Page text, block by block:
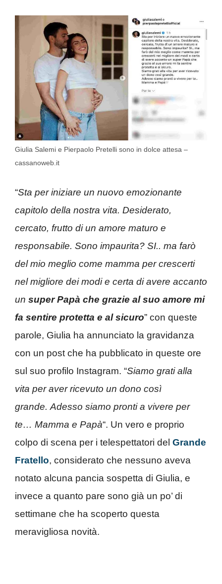
Giulia Salemi e Pierpaolo Pretelli sono in dolce attesa –
cassanoweb.it
“Sta per iniziare un nuovo emozionante
capitolo della nostra vita. Desiderato,
cercato, frutto di un amore maturo e
responsabile. Sono impaurita? SI.. ma farò
del mio meglio come mamma per crescerti
nel migliore dei modi e certa di avere accanto
un super Papà che grazie al suo amore mi
fa sentire protetta e al sicuro” con queste
parole, Giulia ha annunciato la gravidanza
con un post che ha pubblicato in queste ore
sul suo profilo Instagram. “Siamo grati alla
vita per aver ricevuto un dono così
grande. Adesso siamo pronti a vivere per
te… Mamma e Papà“. Un vero e proprio
colpo di scena per i telespettatori del Grande
Fratello, considerato che nessuno aveva
notato alcuna pancia sospetta di Giulia, e
invece a quanto pare sono già un po’ di
settimane che ha scoperto questa
meravigliosa novità.